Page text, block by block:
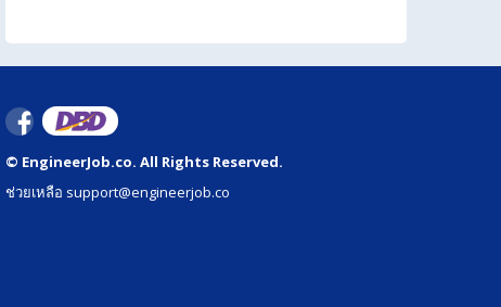
© EngineerJob.co. All Rights Reserved.
ช่วยเหลือ support@engineerjob.co